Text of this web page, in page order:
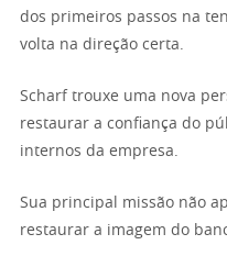
dos primeiros passos na
volta na direção certa.
Scharf trouxe uma nova
restaurar a confiança do
internos da empresa.
Sua principal missão não
restaurar a imagem do